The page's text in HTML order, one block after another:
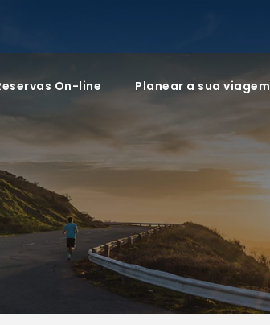
On-line Planear a sua viagem